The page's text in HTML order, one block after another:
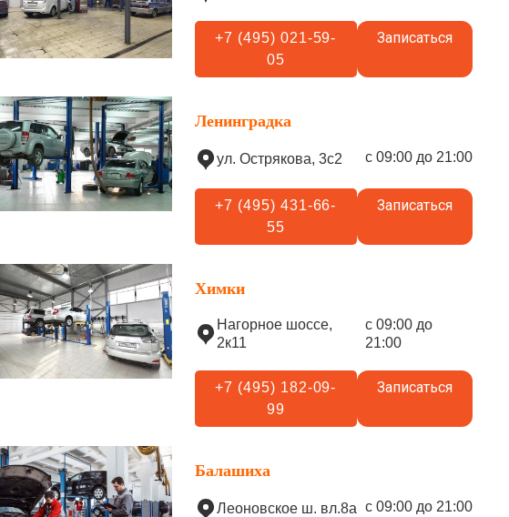
+7 (495) 021-59-
05
Записаться
Ленинградка
ул. Острякова, 3с2 с 09:00 до 21:00
+7 (495) 431-66-
55
Записаться
Химки
Нагорное шоссе,
2к11
с 09:00 до
21:00
+7 (495) 182-09-
99
Записаться
Балашиха
Леоновское ш. вл.8а с 09:00 до 21:00